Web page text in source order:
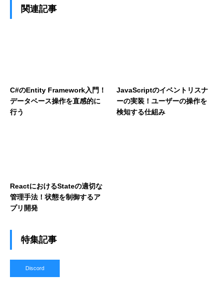
関連記事
C#のEntity Framework入門！
データベース操作を直感的に
行う
JavaScriptのイベントリスナ
ーの実装！ユーザーの操作を
検知する仕組み
ReactにおけるStateの適切な
管理手法！状態を制御するア
プリ開発
特集記事
Discord